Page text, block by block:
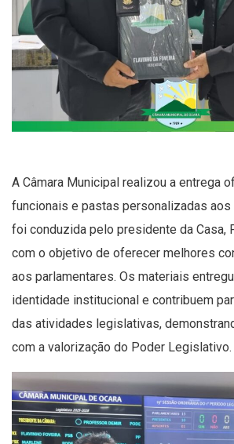
A Câmara Municipal realizou a entrega
funcionais e pastas personalizadas aos
foi conduzida pelo presidente da Casa,
com o objetivo de oferecer melhores
aos parlamentares. Os materiais
identidade institucional e contribuem
das atividades legislativas,
com a valorização do Poder Legislativo.